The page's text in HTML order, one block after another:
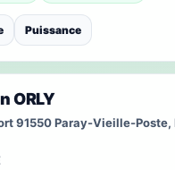
Puissance
ORLY
91550 Paray-Vieille-Poste,